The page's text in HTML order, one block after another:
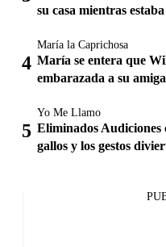
su casa mientras
María la Caprichosa
María se entera que
embarazada a su
Yo Me Llamo
Eliminados Audiciones
gallos y los gestos